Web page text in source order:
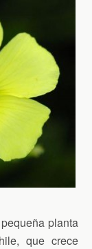
planta
que crece